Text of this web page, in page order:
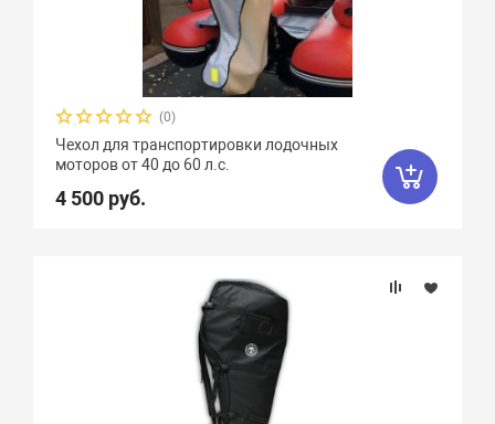
(0)
Чехол для транспортировки лодочных
моторов от 40 до 60 л.с.
4 500 руб.